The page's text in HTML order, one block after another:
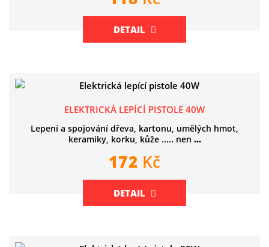
DETAIL
ELEKTRICKÁ LEPÍCÍ PISTOLE 40W
Lepení a spojování dřeva, kartonu, umělých hmot,
keramiky, korku, kůže ..... nen ...
172 Kč
DETAIL